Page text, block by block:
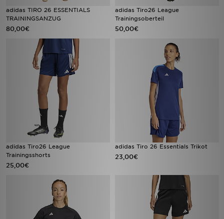
adidas TIRO 26 ESSENTIALS
TRAININGSANZUG
80,00€
adidas Tiro26 League
Trainingsoberteil
50,00€
adidas Tiro26 League
Trainingsshorts
25,00€
adidas Tiro 26 Essentials Trikot
23,00€